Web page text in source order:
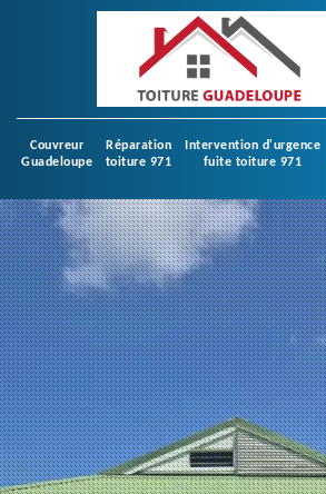
Couvreur
Guadeloupe
Réparation
toiture 971
Intervention d'urgence
fuite toiture 971